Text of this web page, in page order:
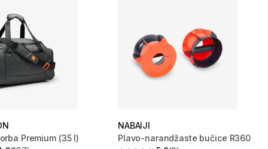
Premium (35 l)
NABAIJI
Plavo-narandžaste bučice R360